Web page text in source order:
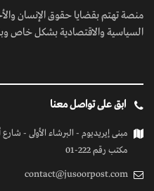
منصة تهتم بقضايا حقوق الإنسان
السياسية والاقتصادية بشكل خاص
ابق على تواصل معنا
مبنى إيريديوم - البرشاء الأولى -
مكتب رقم 222-01
contact@jusoorpost.com